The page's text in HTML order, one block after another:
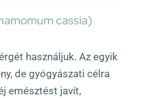
cassia)
használjuk. Az egyik
de gyógyászati célra
emésztést javít,